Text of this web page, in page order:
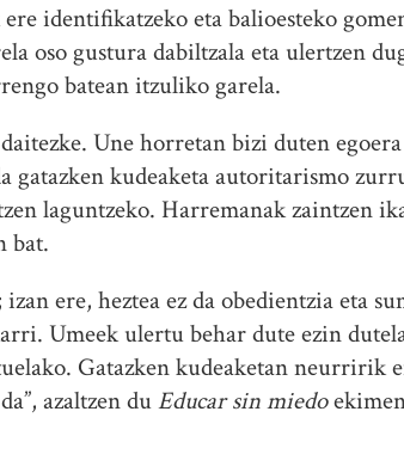
identifikatzeko eta balioesteko
oso gustura dabiltzala eta ulertzen
batean itzuliko garela.
Une horretan bizi duten
gatazken kudeaketa autoritarismo
laguntzeko. Harremanak zaintzen
bat.
ere, heztea ez da obedientzia eta
Umeek ulertu behar dute ezin
Gatazken kudeaketan neurririk
azaltzen duEducar sin miedo